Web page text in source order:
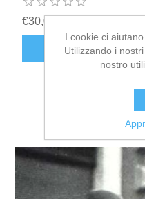
€30,00
ACQUISTA
I cookie ci
Utilizzando i
nostro